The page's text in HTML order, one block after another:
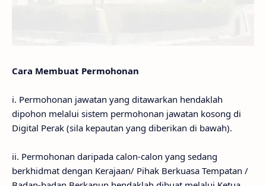
Cara Membuat Permohonan
i. Permohonan jawatan yang ditawarkan hendaklah
dipohon melalui sistem permohonan jawatan kosong di
Digital Perak (sila kepautan yang diberikan di bawah).
ii. Permohonan daripada calon-calon yang sedang
berkhidmat dengan Kerajaan/ Pihak Berkuasa Tempatan /